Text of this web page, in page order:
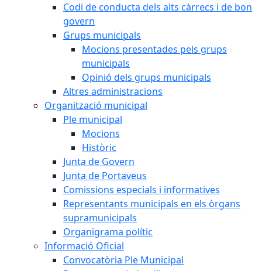
Codi de conducta dels alts càrrecs i de bon
govern
Grups municipals
Mocions presentades pels grups
municipals
Opinió dels grups municipals
Altres administracions
Organització municipal
Ple municipal
Mocions
Històric
Junta de Govern
Junta de Portaveus
Comissions especials i informatives
Representants municipals en els òrgans
supramunicipals
Organigrama polític
Informació Oficial
Convocatòria Ple Municipal